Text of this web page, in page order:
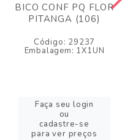
BICO CONF PQ FLOR
PITANGA (106)
Código: 29237
Embalagem: 1X1UN
Faça seu login
ou
cadastre-se
para ver preços